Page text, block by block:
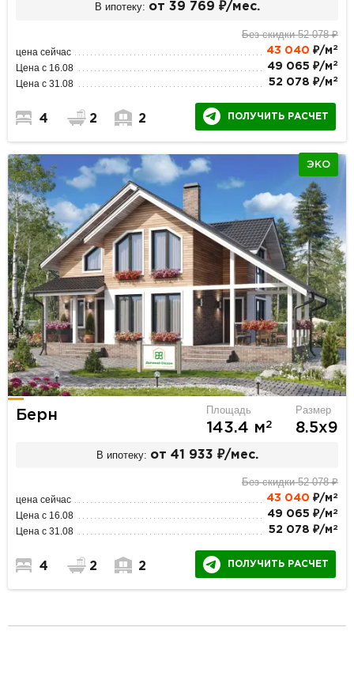
В ипотеку: от 39 769 ₽/мес.
Без скидки 52 078 ₽
цена сейчас 43 040 ₽/м 2
Цена с 16.08 49 065 ₽/м 2
Цена с 31.08 52 078 ₽/м 2
4 2 2 ПОЛУЧИТЬ РАСЧЕТ
ЭКО
Берн Площадь
143.4 м2
Размер
8.5х9
В ипотеку: от 41 933 ₽/мес.
Без скидки 52 078 ₽
цена сейчас 43 040 ₽/м 2
Цена с 16.08 49 065 ₽/м 2
Цена с 31.08 52 078 ₽/м 2
4 2 2 ПОЛУЧИТЬ РАСЧЕТ